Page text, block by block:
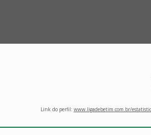
Link do perfil: www.ligadebetim.com.br/